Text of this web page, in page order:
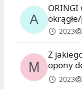
ORINGI
2023
Z
opony
2023